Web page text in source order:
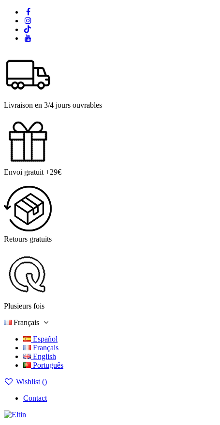
Livraison en 3/4 jours ouvrables
Envoi gratuit +29€
Retours gratuits
Plusieurs fois
Français
Español
Français
English
Português
Wishlist ()
Contact